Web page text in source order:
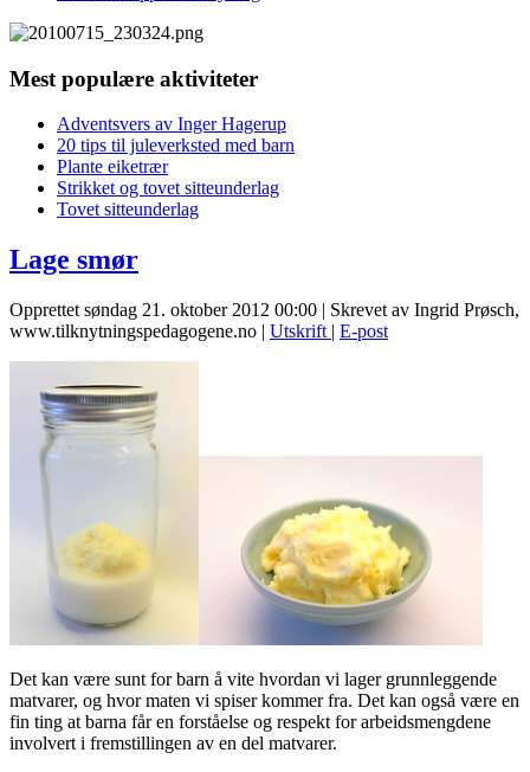
Mest populære aktiviteter
Adventsvers av Inger Hagerup
20 tips til juleverksted med barn
Plante eiketrær
Strikket og tovet sitteunderlag
Tovet sitteunderlag
Lage smør
Opprettet søndag 21. oktober 2012 00:00 | Skrevet av Ingrid Prøsch,
www.tilknytningspedagogene.no | Utskrift | E-post
Det kan være sunt for barn å vite hvordan vi lager grunnleggende
matvarer, og hvor maten vi spiser kommer fra. Det kan også være en
fin ting at barna får en forståelse og respekt for arbeidsmengdene
involvert i fremstillingen av en del matvarer.